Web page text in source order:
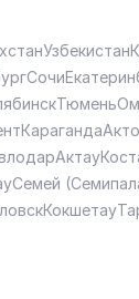
Узбекистан
Сочи
Тюмень
Караганда
Актау
Семей
Кокшетау